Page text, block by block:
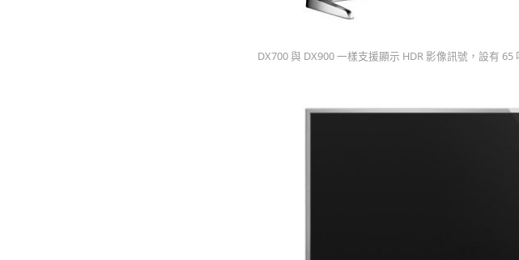
DX700 與 DX900 一樣支援顯示 HDR 影像訊號，設有 65